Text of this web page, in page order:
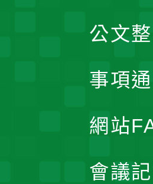
公文
事項
網站
會議